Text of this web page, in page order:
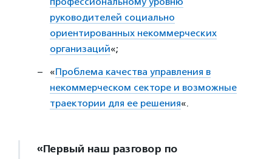
руководителей социально
ориентированных некоммерческих
организаций«;
«Проблема качества управления в
некоммерческом секторе и возможные
траектории для ее решения«.
«Первый наш разговор по